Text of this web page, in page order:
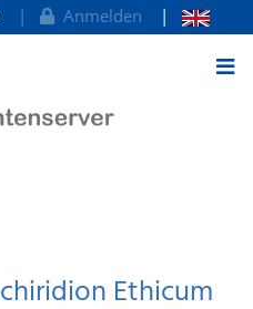
Anmelden
Ethicum